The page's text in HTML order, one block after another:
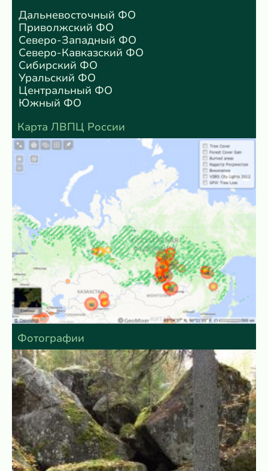
Дальневосточный ФО
Приволжский ФО
Северо-Западный ФО
Северо-Кавказский ФО
Сибирский ФО
Уральский ФО
Центральный ФО
Южный ФО
Карта ЛВПЦ России
Фотографии